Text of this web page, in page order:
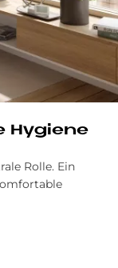
Hy­gie­ne
Rolle. Ein